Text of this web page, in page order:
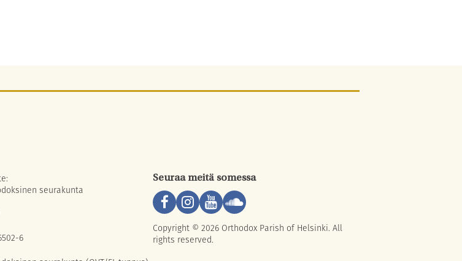
seurakunta
6
Seuraa meitä somessa
Copyright © 2026 Orthodox Parish of Helsinki. All
rights reserved.